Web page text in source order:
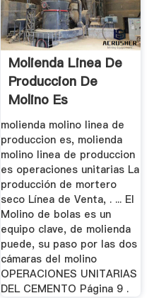
Molienda Linea De
Produccion De
Molino Es
Operaciones ...
molienda molino linea de
produccion es, molienda
molino linea de produccion
es operaciones unitarias La
producción de mortero
seco Línea de Venta, . ... El
Molino de bolas es un
equipo clave, de molienda
puede, su paso por las dos
cámaras del molino
OPERACIONES UNITARIAS
DEL CEMENTO Página 9 .